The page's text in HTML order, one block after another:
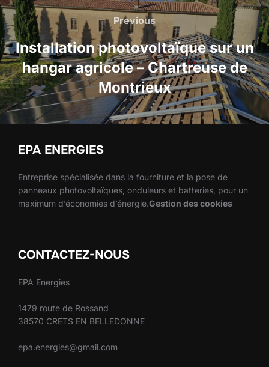
de
l’article
Previous
Previous
Installation photovoltaïque sur un
hangar agricole – Chartreuse de
Montrieux
EPA ENERGIES
Entreprise spécialisée dans la fourniture et la pose de
panneaux photovoltaïques, onduleurs et batteries, pour un
maximum d’économies d’énergie.Gestion des cookies
CONTACTEZ-NOUS
EPA Energies
1479 route de Rossand
38570 CRETS EN BELLEDONNE
epa.energies@gmail.com